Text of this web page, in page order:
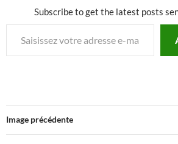
Subscribe to get the latest posts
Saisissez votre adresse e-mail…
Image précédente